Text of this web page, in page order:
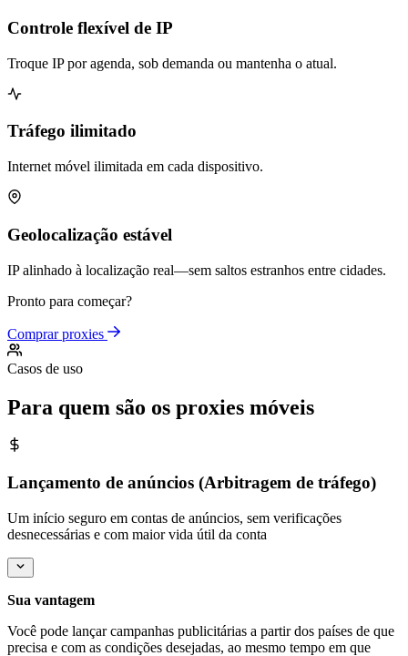
Controle flexível de IP
Troque IP por agenda, sob demanda ou mantenha o atual.
Tráfego ilimitado
Internet móvel ilimitada em cada dispositivo.
Geolocalização estável
IP alinhado à localização real—sem saltos estranhos entre cidades.
Pronto para começar?
Comprar proxies
Casos de uso
Para quem são os proxies móveis
Lançamento de anúncios (Arbitragem de tráfego)
Um início seguro em contas de anúncios, sem verificações
desnecessárias e com maior vida útil da conta
Sua vantagem
Você pode lançar campanhas publicitárias a partir dos países de que
precisa e com as condições desejadas, ao mesmo tempo em que